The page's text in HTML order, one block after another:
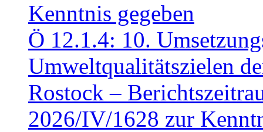
Kenntnis gegeben
Ö 12.1.4: 10.
Umweltqualitätszielen
Rostock –
2026/IV/1628 zur